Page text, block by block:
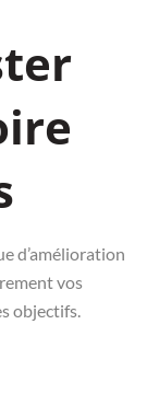
d’amélioration
vos
objectifs.